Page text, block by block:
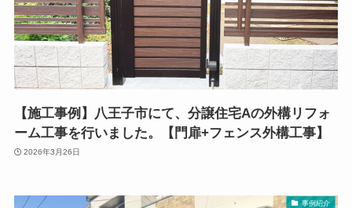
【施工事例】八王子市にて、分譲住宅Aの外構リフォ
ーム工事を行いました。【門扉+フェンス外構工事】
2026年3月26日
事例紹介